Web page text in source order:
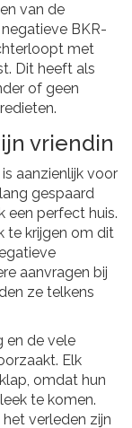
van de
BKR-
met
Dit heeft als
of geen
vriendin
aanzienlijk voor
gespaard
een perfect huis.
te krijgen om dit
aanvragen bij
ze telkens
en de vele
Elk
omdat hun
te komen.
verleden zijn